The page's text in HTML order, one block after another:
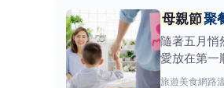
母親節聚
隨著五月悄
愛放在第一
以發
旅遊美食網路